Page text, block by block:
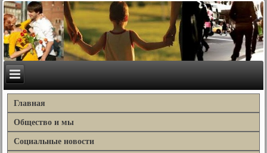
Главная
Общество и мы
Социальные новости